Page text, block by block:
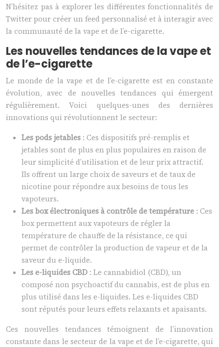
N’hésitez pas à explorer les différentes fonctionnalités de
Twitter pour créer un feed personnalisé et à interagir avec
la communauté de la vape et de l’e-cigarette.
Les nouvelles tendances de la vape et
de l’e-cigarette
Le monde de la vape et de l’e-cigarette est en constante
évolution, avec de nouvelles tendances qui émergent
régulièrement. Voici quelques-unes des dernières
innovations qui révolutionnent le secteur:
Les pods jetables : Ces dispositifs pré-remplis et
jetables sont de plus en plus populaires en raison de
leur simplicité d’utilisation et de leur prix attractif.
Ils offrent un large choix de saveurs et de taux de
nicotine pour répondre aux besoins de tous les
vapoteurs.
Les box électroniques à contrôle de température : Ces
box permettent aux vapoteurs de régler la
température de chauffe de la résistance, ce qui
permet de contrôler la production de vapeur et de la
saveur du e-liquide.
Les e-liquides CBD : Le cannabidiol (CBD), un
composé non psychoactif du cannabis, est de plus en
plus utilisé dans les e-liquides. Les e-liquides CBD
sont réputés pour leurs effets relaxants et apaisants.
Ces nouvelles tendances témoignent de l’innovation
constante dans le secteur de la vape et de l’e-cigarette, qui